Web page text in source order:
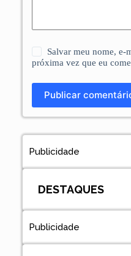
Salvar meu nome, e-
próxima vez que eu
Publicar
Publicidade
DESTAQUES
Publicidade